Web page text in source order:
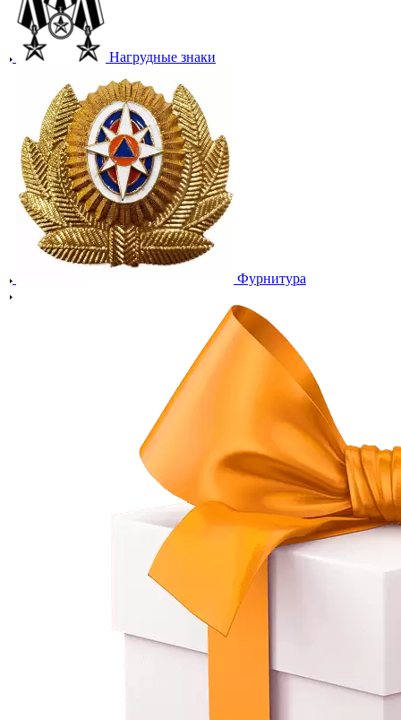
Нагрудные знаки
Фурнитура